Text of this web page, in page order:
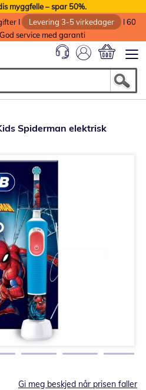
myggfelle – spar 50%.
I
Levering 3-5 virkedager
I 60
service med garanti
Spiderman elektrisk
Gi meg beskjed når prisen faller